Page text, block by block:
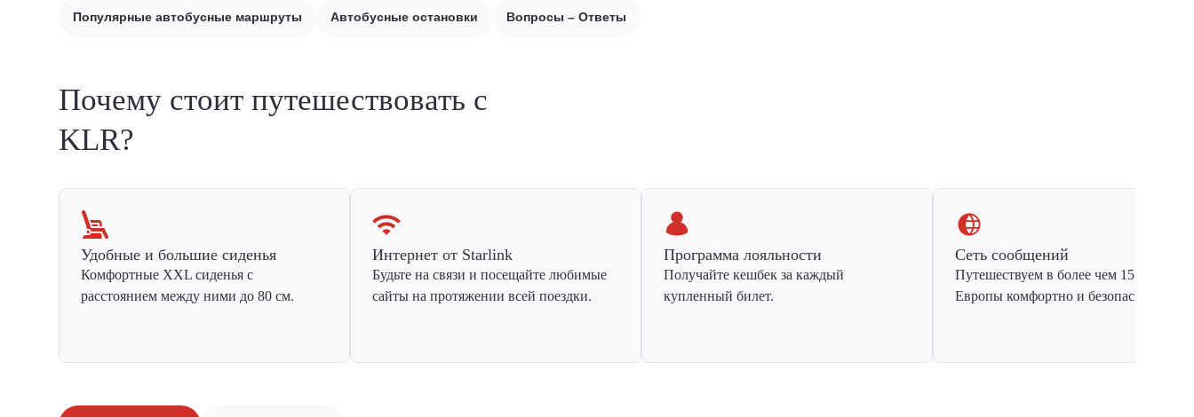
Популярные автобусные маршруты Автобусные остановки Вопросы – Ответы
Почему стоит путешествовать с
KLR?
Удобные и большие сиденья
Комфортные XXL сиденья с
расстоянием между ними до 80 см.
Интернет от Starlink
Будьте на связи и посещайте любимые
сайты на протяжении всей поездки.
Программа лояльности
Получайте кешбек за каждый
купленный билет.
Сеть сообщений
Путешествуем в более чем 15 стран
Европы комфортно и безопасно.